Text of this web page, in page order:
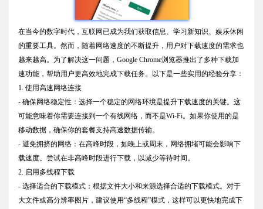
在当今的数字时代，互联网已成为我们获取信息、学习新知识、娱乐休闲
的重要工具。然而，随着网络速度的不断提升，用户对下载速度的需求也
越来越高。为了解决这一问题，Google Chrome浏览器推出了多种下载加
速功能，帮助用户更高效地完成下载任务。以下是一些实用的经验分享：
1. 使用高速网络连接
- 确保网络稳定性：选择一个稳定的网络环境是提升下载速度的关键。这
可能意味着你需要连接到一个有线网络，而不是Wi-Fi。如果你使用的是
移动数据，确保你的套餐支持高速数据传输。
- 避免拥挤的网络：在高峰时段，如晚上或周末，网络拥堵可能会影响下
载速度。尝试在非高峰时段进行下载，以减少等待时间。
2. 启用多线程下载
- 选择适合的下载模式：根据文件大小和来源选择合适的下载模式。对于
大文件或高分辨率图片，建议使用“多线程”模式，这样可以更快地完成下